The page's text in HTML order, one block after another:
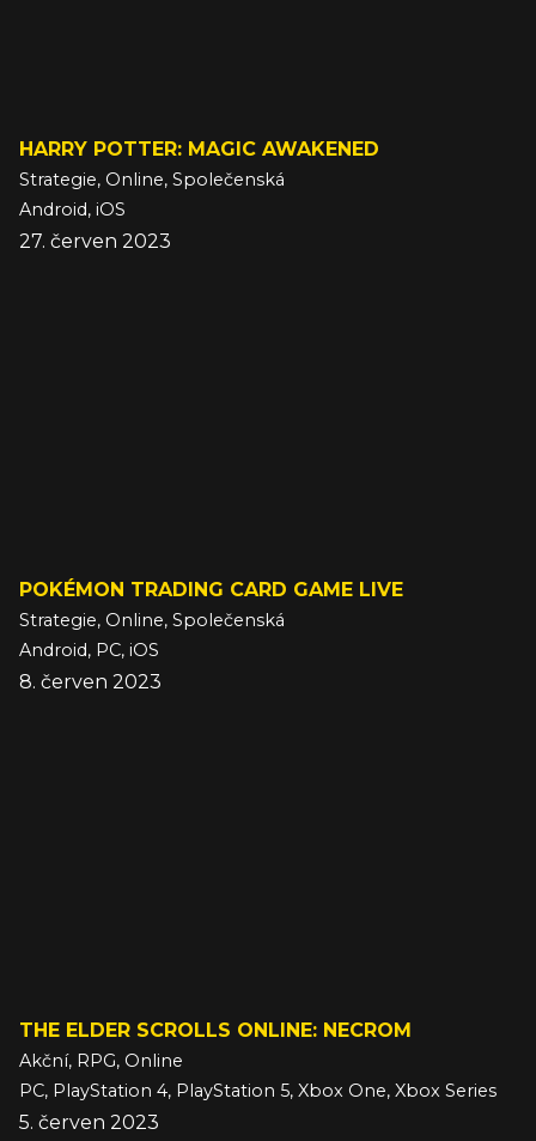
HARRY POTTER: MAGIC AWAKENED
Strategie, Online, Společenská
Android, iOS
27. červen 2023
POKÉMON TRADING CARD GAME LIVE
Strategie, Online, Společenská
Android, PC, iOS
8. červen 2023
THE ELDER SCROLLS ONLINE: NECROM
Akční, RPG, Online
PC, PlayStation 4, PlayStation 5, Xbox One, Xbox Series
5. červen 2023